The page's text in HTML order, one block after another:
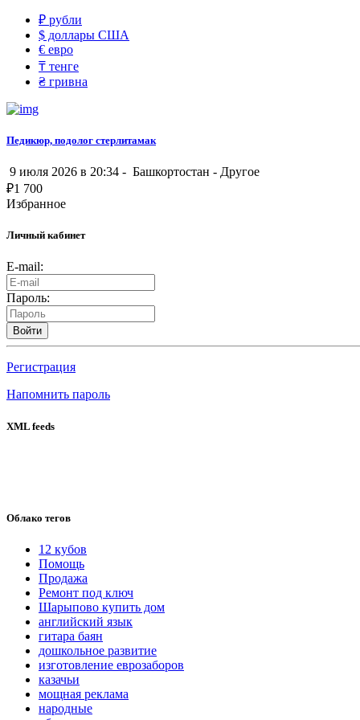
₽ рубли
$ доллары США
€ евро
₸ тенге
₴ гривна
Педикюр, подолог стерлитамак
9 июля 2026 в 20:34 - Башкортостан - Другое
₽1 700
Избранное
Личный кабинет
E-mail:
Пароль:
Войти
Регистрация
Напомнить пароль
XML feeds
Облако тегов
12 кубов
Помощь
Продажа
Ремонт под ключ
Шарыпово купить дом
английский язык
гитара баян
дошкольное развитие
изготовление еврозаборов
казачьи
мощная реклама
народные